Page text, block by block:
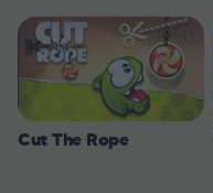
Cut The Rope